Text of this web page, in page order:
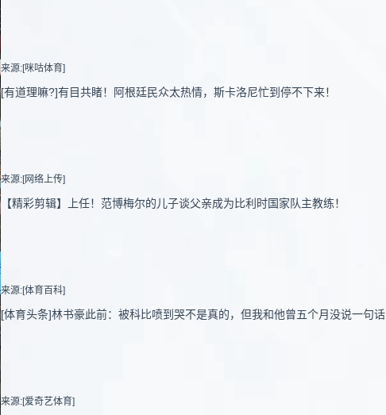
来源:[咪咕体育]
[有道理嘛?]有目共睹！阿根廷民众太热情，斯卡洛尼忙到停不下来！
来源:[网络上传]
【精彩剪辑】上任！范博梅尔的儿子谈父亲成为比利时国家队主教练！
来源:[体育百科]
[体育头条]林书豪此前：被科比喷到哭不是真的，但我和他曾五个月没说一句话
来源:[爱奇艺体育]